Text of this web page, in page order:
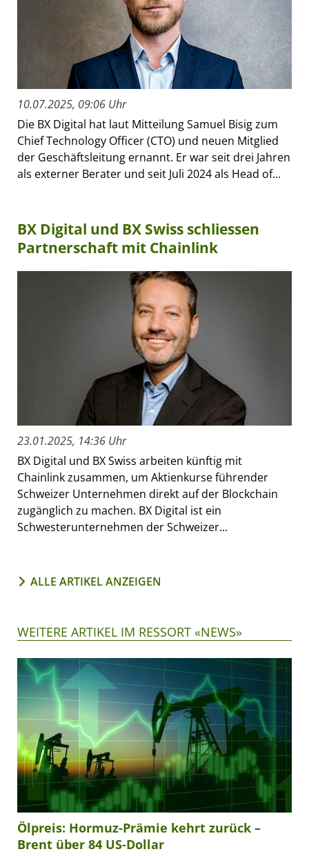
10.07.2025, 09:06 Uhr
Die BX Digital hat laut Mitteilung Samuel Bisig zum
Chief Technology Officer (CTO) und neuen Mitglied
der Geschäftsleitung ernannt. Er war seit drei Jahren
als externer Berater und seit Juli 2024 als Head of...
BX Digital und BX Swiss schliessen
Partnerschaft mit Chainlink
23.01.2025, 14:36 Uhr
BX Digital und BX Swiss arbeiten künftig mit
Chainlink zusammen, um Aktienkurse führender
Schweizer Unternehmen direkt auf der Blockchain
zugänglich zu machen. BX Digital ist ein
Schwesterunternehmen der Schweizer...
ALLE ARTIKEL ANZEIGEN
WEITERE ARTIKEL IM RESSORT «NEWS»
Ölpreis: Hormuz-Prämie kehrt zurück –
Brent über 84 US-Dollar